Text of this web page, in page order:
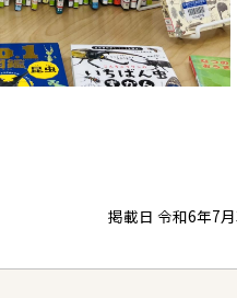
掲載日 令和6年7